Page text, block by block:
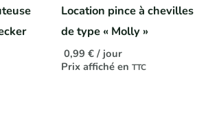
Location pince à chevilles
de type « Molly »
0,99 € / jour
Prix affiché en TTC